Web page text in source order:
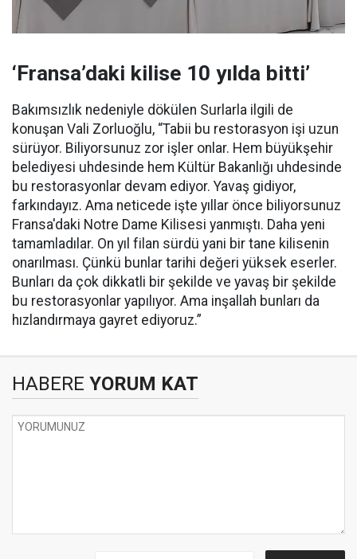
‘Fransa’daki kilise 10 yılda bitti’
Bakımsızlık nedeniyle dökülen Surlarla ilgili de
konuşan Vali Zorluoğlu, “Tabii bu restorasyon işi uzun
sürüyor. Biliyorsunuz zor işler onlar. Hem büyükşehir
belediyesi uhdesinde hem Kültür Bakanlığı uhdesinde
bu restorasyonlar devam ediyor. Yavaş gidiyor,
farkındayız. Ama neticede işte yıllar önce biliyorsunuz
Fransa'daki Notre Dame Kilisesi yanmıştı. Daha yeni
tamamladılar. On yıl filan sürdü yani bir tane kilisenin
onarılması. Çünkü bunlar tarihi değeri yüksek eserler.
Bunları da çok dikkatli bir şekilde ve yavaş bir şekilde
bu restorasyonlar yapılıyor. Ama inşallah bunları da
hızlandırmaya gayret ediyoruz.”
HABERE YORUM KAT